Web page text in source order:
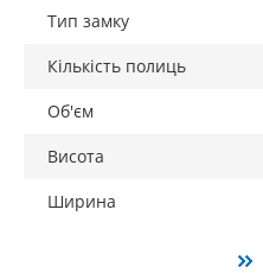
Тип замку
Кількість полиць
Об'єм
Висота
Ширина